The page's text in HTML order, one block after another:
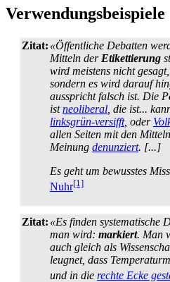
Verwendungsbeispiele
Zitat: «Öffentliche Debatten
Mitteln der Etikettierung
wird meistens nicht
sondern es wird darauf
ausspricht falsch ist. Die
istneoliberal , die ist...
linksgrün-versifft, oder
allen Seiten mit den
Meinung denunziert. [...]
Es geht um bewusstes
Nuhr[1]
Zitat: «Es finden systematische
man wird: markiert. Man
auch gleich als
leugnet, dass
und in die rechte Ecke